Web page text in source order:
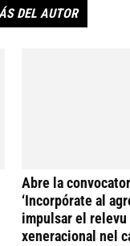
DEL AUTOR
Abre la
‘Incorpórate al
impulsar el relevu
xeneracional nel